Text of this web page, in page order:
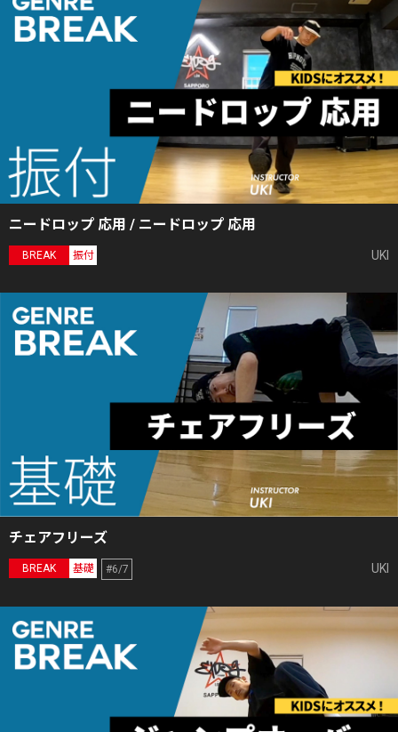
ニードロップ 応用 / ニードロップ 応用
BREAK 振付 UKI
チェアフリーズ
BREAK 基礎 #6/7 UKI